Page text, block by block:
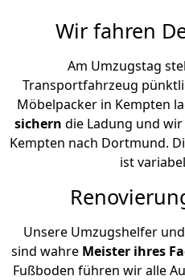
Wir fahren
Am Umzugstag
Transportfahrzeug
Möbelpacker in Kempten
sichern die Ladung und
Kempten nach Dortmund.
ist
Unsere Umzugshelfer
sind wahre Meister ihres
Fußboden führen wir alle